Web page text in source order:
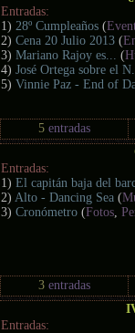
Entradas:
1) 28º Cumpleaños (
2)Cena 20 Julio 2013 (
3)Mariano Rajoy es... (
4)José Ortega sobre el
5)Vinnie Paz - End of
5 entradas
Entradas:
1)El capitán baja del
2) Alto - Dancing Sea (
3)Cronómetro (Fotos ,
3 entradas
Entradas: